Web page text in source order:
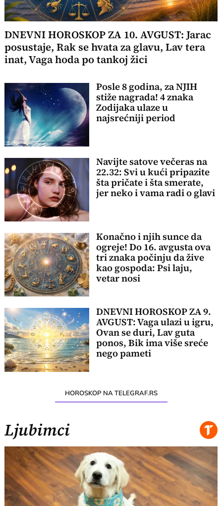
DNEVNI HOROSKOP ZA 10. AVGUST: Jarac
posustaje, Rak se hvata za glavu, Lav tera
inat, Vaga hoda po tankoj žici
Posle 8 godina, za NJIH
stiže nagrada! 4 znaka
Zodijaka ulaze u
najsrećniji period
Navijte satove večeras na
22.32: Svi u kući pripazite
šta pričate i šta smerate,
jer neko i vama radi o glavi
Konačno i njih sunce da
ogreje! Do 16. avgusta ova
tri znaka počinju da žive
kao gospoda: Psi laju,
vetar nosi
DNEVNI HOROSKOP ZA 9.
AVGUST: Vaga ulazi u igru,
Ovan se duri, Lav guta
ponos, Bik ima više sreće
nego pameti
HOROSKOP NA TELEGRAF.RS
Ljubimci